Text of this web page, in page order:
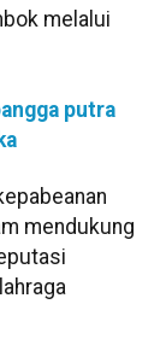
melalui
putra
mendukung